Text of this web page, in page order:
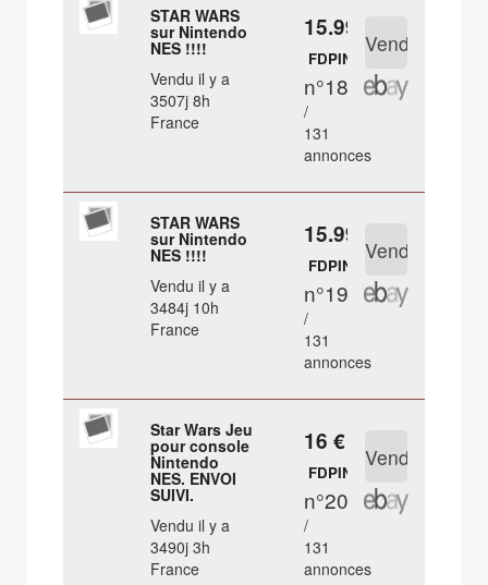
STAR WARS
sur Nintendo
NES !!!!
Vendu il y a
3507j 8h
France
15.99 €
FDPIN
n°18
/
131
annonces
STAR WARS
sur Nintendo
NES !!!!
Vendu il y a
3484j 10h
France
15.99 €
FDPIN
n°19
/
131
annonces
Star Wars Jeu
pour console
Nintendo
NES. ENVOI
SUIVI.
Vendu il y a
3490j 3h
France
16 €
FDPIN
n°20
/
131
annonces